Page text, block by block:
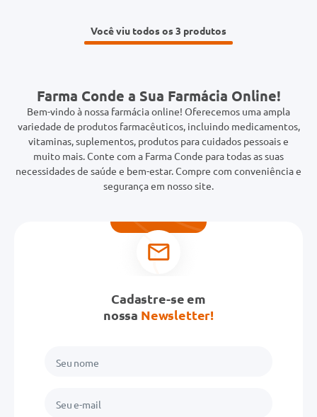
Você viu todos os 3
Farma Conde a Sua Farmácia Online!
Bem-vindo à nossa farmácia online! Oferecemos uma ampla
variedade de produtos farmacêuticos, incluindo medicamentos,
vitaminas, suplementos, produtos para cuidados pessoais e
muito mais. Conte com a Farma Conde para todas as suas
necessidades de saúde e bem-estar. Compre com conveniência e
segurança em nosso site.
Cadastre-se em
nossa Newsletter!